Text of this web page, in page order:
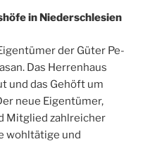
in Niederschlesien
der Güter Pe-
Das Herrenhaus
und das Gehöft um
neue Eigentümer,
Mitglied zahlreicher
wohltätige und